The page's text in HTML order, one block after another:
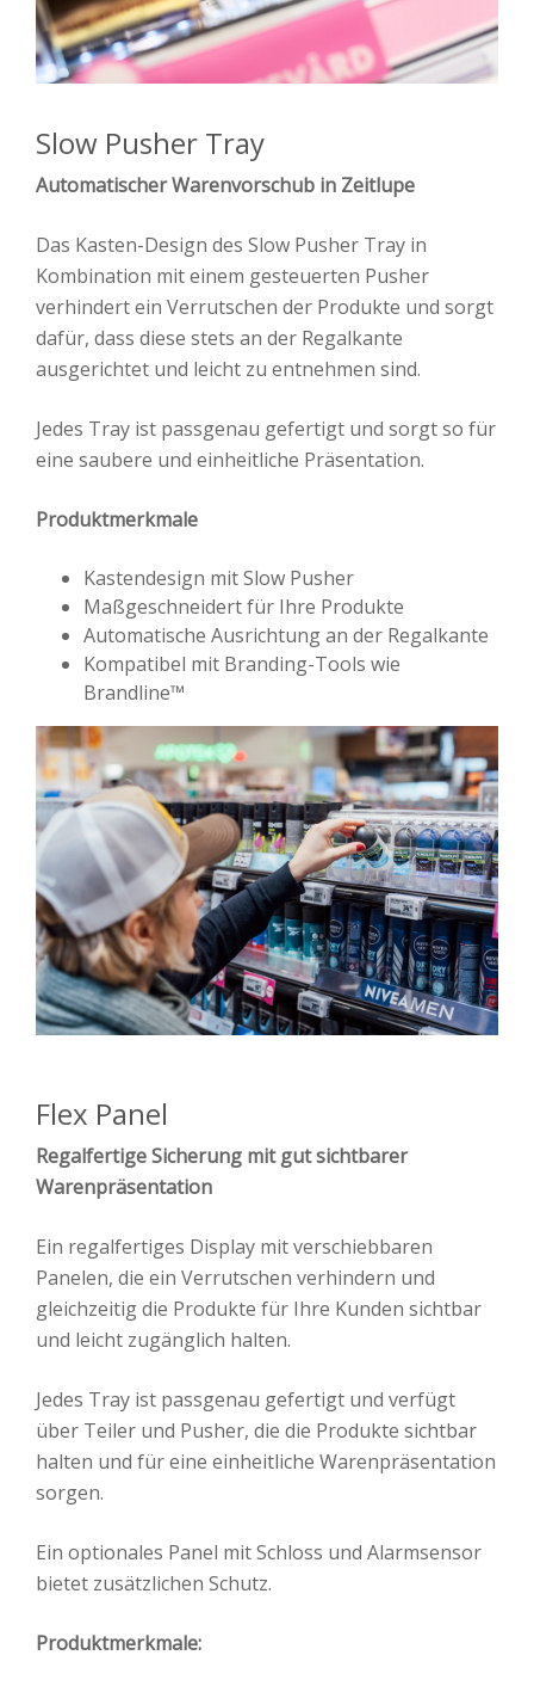
Slow Pusher Tray
Automatischer Warenvorschub in Zeitlupe
Das Kasten-Design des Slow Pusher Tray in
Kombination mit einem gesteuerten Pusher
verhindert ein Verrutschen der Produkte und sorgt
dafür, dass diese stets an der Regalkante
ausgerichtet und leicht zu entnehmen sind.
Jedes Tray ist passgenau gefertigt und sorgt so für
eine saubere und einheitliche Präsentation.
Produktmerkmale
Kastendesign mit Slow Pusher
Maßgeschneidert für Ihre Produkte
Automatische Ausrichtung an der Regalkante
Kompatibel mit Branding-Tools wie
Brandline™
Flex Panel
Regalfertige Sicherung mit gut sichtbarer
Warenpräsentation
Ein regalfertiges Display mit verschiebbaren
Panelen, die ein Verrutschen verhindern und
gleichzeitig die Produkte für Ihre Kunden sichtbar
und leicht zugänglich halten.
Jedes Tray ist passgenau gefertigt und verfügt
über Teiler und Pusher, die die Produkte sichtbar
halten und für eine einheitliche Warenpräsentation
sorgen.
Ein optionales Panel mit Schloss und Alarmsensor
bietet zusätzlichen Schutz.
Produktmerkmale: